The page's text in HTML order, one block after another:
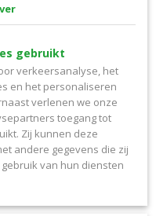
gebruikt
verkeersanalyse, het
en het personaliseren
verlenen we onze
toegang tot
Zij kunnen deze
andere gegevens die zij
van hun diensten